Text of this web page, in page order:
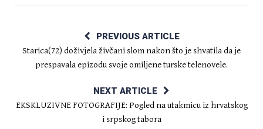
PREVIOUS ARTICLE
Starica(72) doživjela živčani slom nakon što je shvatila da je
prespavala epizodu svoje omiljene turske telenovele.
NEXT ARTICLE
EKSKLUZIVNE FOTOGRAFIJE: Pogled na utakmicu iz hrvatskog
i srpskog tabora